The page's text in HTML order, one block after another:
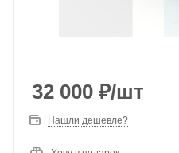
32 000 ₽/шт
Нашли дешевле?